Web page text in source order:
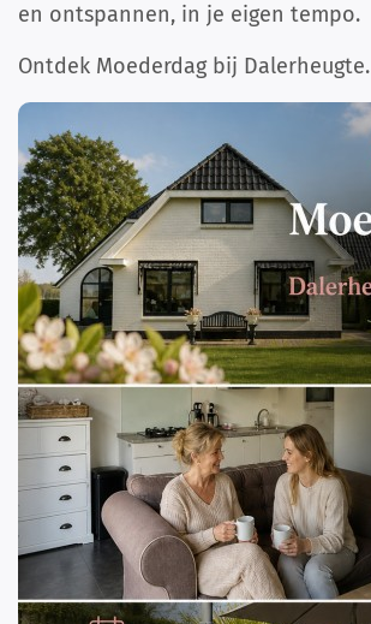
en ontspannen, in je eigen tempo.
Ontdek Moederdag bij Dalerheugte.